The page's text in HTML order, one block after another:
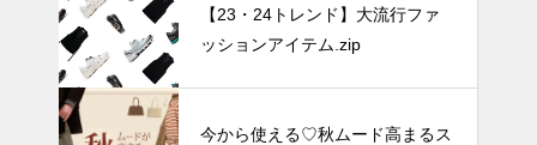
【23・24トレンド】大流行ファ
ッションアイテム.zip
今から使える♡秋ムード高まるス